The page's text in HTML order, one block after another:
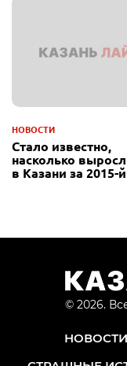
НОВОСТИ
Стало известно,
насколько
в Казани за 2015-
© 2026.
НОВОСТИ